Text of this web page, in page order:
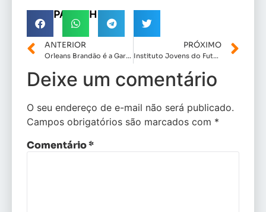
COMPARTILHE!
ANTERIOR
Orleans Brandão é a Garantia de Continuidade do Trabalho Transformador de Carlos Brandão no Maranhão
PRÓXIMO
Instituto Jovens do Futuro transforma política em ação concreta*
Deixe um comentário
O seu endereço de e-mail não será publicado.
Campos obrigatórios são marcados com *
Comentário*